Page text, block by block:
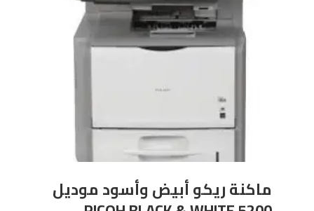
ماكنة ريكو أبيض وأسود موديل